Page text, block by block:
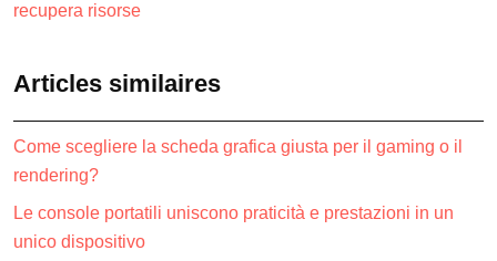
recupera risorse
Articles similaires
Come scegliere la scheda grafica giusta per il gaming o il
rendering?
Le console portatili uniscono praticità e prestazioni in un
unico dispositivo